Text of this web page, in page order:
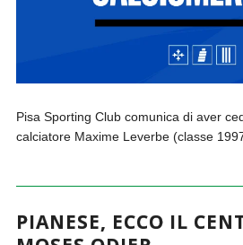
Pisa Sporting Club comunica di aver
calciatore Maxime Leverbe (classe
PIANESE, ECCO IL